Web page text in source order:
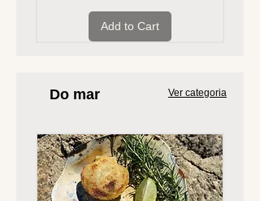
Add to Cart
Do mar Ver categoria